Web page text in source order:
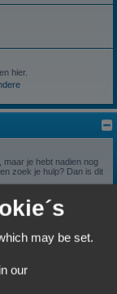
hier.
je hebt nadien nog
zoek je hulp? Dan is dit
graag hier
may be set.
our